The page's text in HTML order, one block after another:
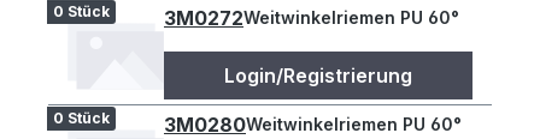
0 Stück 3M0272Weitwinkelriemen PU 60°
Login/Registrierung
0 Stück 3M0280Weitwinkelriemen PU 60°